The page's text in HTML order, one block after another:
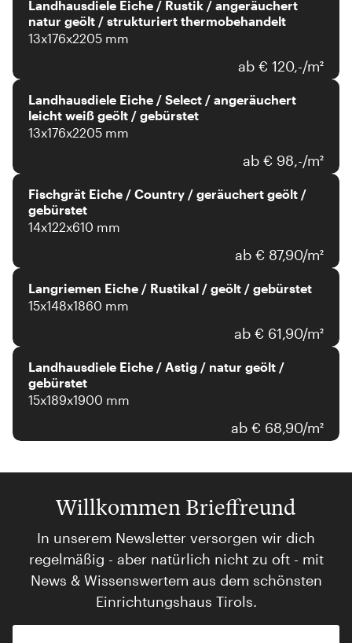
Landhausdiele Eiche / Rustik / angeräuchert
natur geölt / strukturiert thermobehandelt
13x176x2205 mm
ab € 120,-/m²
Landhausdiele Eiche / Select / angeräuchert
leicht weiß geölt / gebürstet
13x176x2205 mm
ab € 98,-/m²
Fischgrät Eiche / Country / geräuchert geölt /
gebürstet
14x122x610 mm
ab € 87,90/m²
Langriemen Eiche / Rustikal / geölt / gebürstet
15x148x1860 mm
ab € 61,90/m²
Landhausdiele Eiche / Astig / natur geölt /
gebürstet
15x189x1900 mm
ab € 68,90/m²
Willkommen Brieffreund
In unserem Newsletter versorgen wir dich
regelmäßig - aber natürlich nicht zu oft - mit
News & Wissenswertem aus dem schönsten
Einrichtungshaus Tirols.